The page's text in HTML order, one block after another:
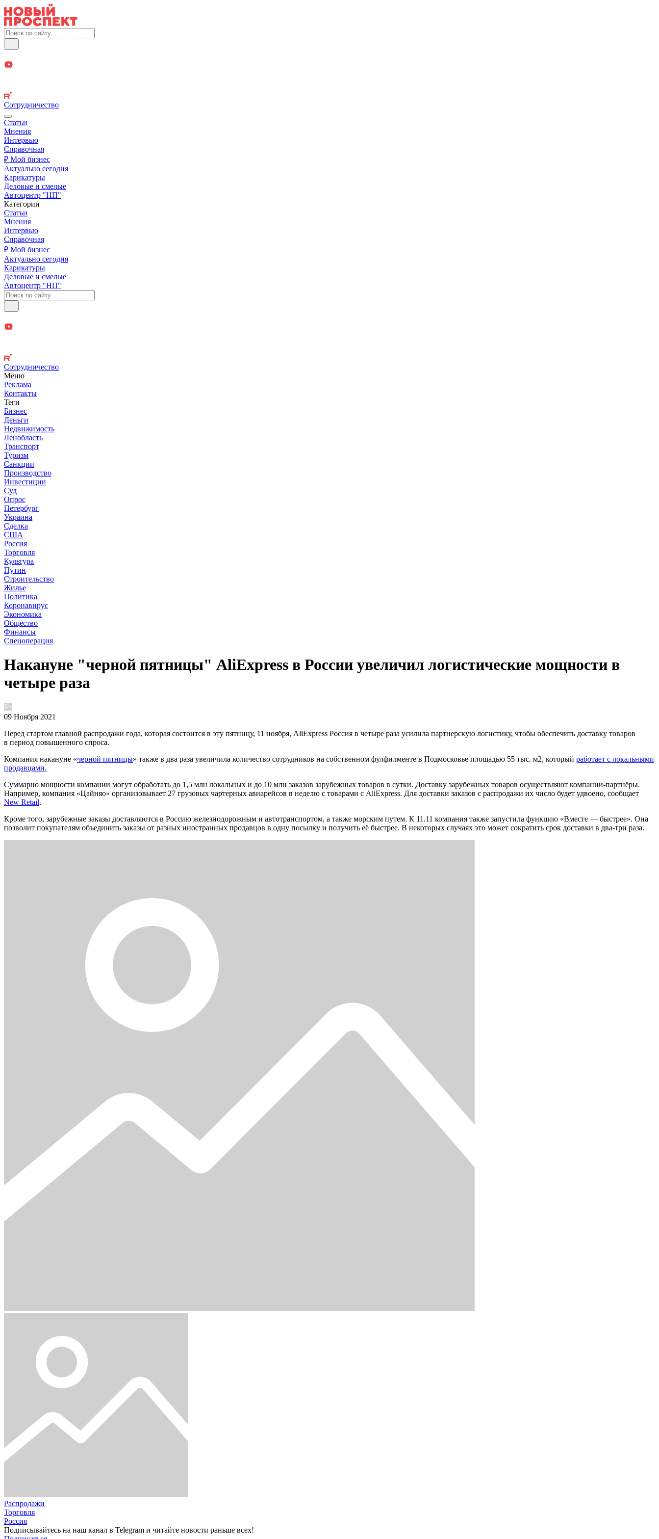
Сотрудничество
Статьи
Мнения
Интервью
Справочная
₽ Мой бизнес
Актуально сегодня
Карикатуры
Деловые и смелые
Автоцентр "НП"
Категории
Статьи
Мнения
Интервью
Справочная
₽ Мой бизнес
Актуально сегодня
Карикатуры
Деловые и смелые
Автоцентр "НП"
Сотрудничество
Меню
Реклама
Контакты
Теги
Бизнес
Деньги
Недвижимость
Ленобласть
Транспорт
Туризм
Санкции
Производство
Инвестиции
Суд
Опрос
Петербург
Украина
Сделка
США
Россия
Торговля
Культура
Путин
Строительство
Жилье
Политика
Коронавирус
Экономика
Общество
Финансы
Спецоперация
Накануне "черной пятницы" AliExpress в России увеличил логистические мощности в
четыре раза
09 Ноября 2021
Перед стартом главной распродажи года, которая состоится в эту пятницу, 11 ноября, AliExpress Россия в четыре раза усилила партнерскую логистику, чтобы обеспечить доставку товаров
в период повышенного спроса.
Компания накануне «черной пятницы» также в два раза увеличила количество сотрудников на собственном фулфилменте в Подмосковье площадью 55 тыс. м2, который работает с локальными
продавцами.
Суммарно мощности компании могут обработать до 1,5 млн локальных и до 10 млн заказов зарубежных товаров в сутки. Доставку зарубежных товаров осуществляют компании-партнёры.
Например, компания «Цайняо» организовывает 27 грузовых чартерных авиарейсов в неделю с товарами с AliExpress. Для доставки заказов с распродажи их число будет удвоено, сообщает
New Retail.
Кроме того, зарубежные заказы доставляются в Россию железнодорожным и автотранспортом, а также морским путем. К 11.11 компания также запустила функцию «Вместе — быстрее». Она
позволит покупателям объединить заказы от разных иностранных продавцов в одну посылку и получить её быстрее. В некоторых случаях это может сократить срок доставки в два-три раза.
Распродажи
Торговля
Россия
Подписывайтесь на наш канал в Telegram и читайте новости раньше всех!